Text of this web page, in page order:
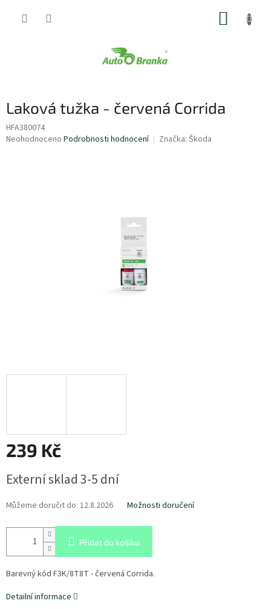
Laková tužka - červená Corrida
HFA380074
Průměrné
Neohodnoceno Podrobnosti hodnocení Značka: Škoda
239 Kč
cena:
Externí sklad 3-5 dní
Můžeme doručit do: 12.8.2026 Možnosti doručení
Přidat do košíku
Barevný kód F3K/8T8T - červená Corrida.
Detailní informace